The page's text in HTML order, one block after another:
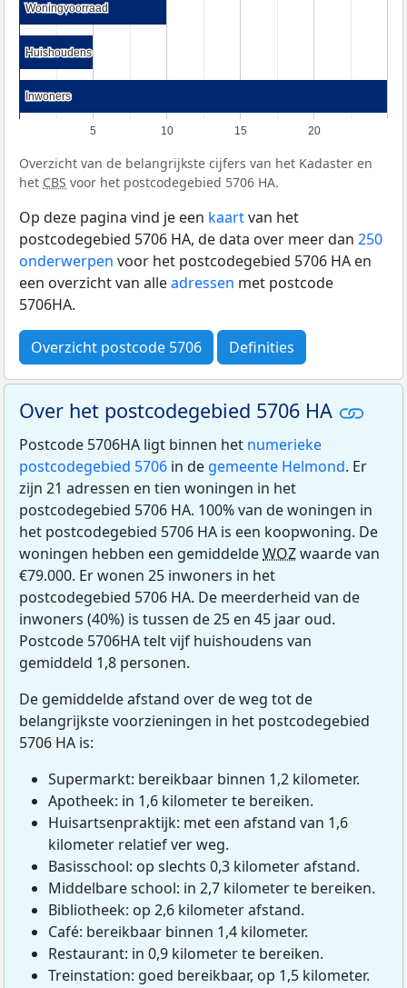
5 10 15 20
Woningvoorraad
Woningvoorraad
Huishoudens
Huishoudens
Inwoners
Inwoners
Overzicht van de belangrijkste cijfers van het Kadaster en
het CBS voor het postcodegebied 5706 HA.
Op deze pagina vind je een kaartvan het
postcodegebied 5706 HA, de data over meer dan 250
onderwerpen voor het postcodegebied 5706 HA en
een overzicht van alleadressen met postcode
5706HA.
Overzicht postcode 5706 Definities
Over het postcodegebied 5706 HA
Postcode 5706HA ligt binnen het numerieke
postcodegebied 5706 in de gemeente Helmond. Er
zijn 21 adressen en tien woningen in het
postcodegebied 5706 HA. 100% van de woningen in
het postcodegebied 5706 HA is een koopwoning. De
woningen hebben een gemiddeldeWOZwaarde van
€79.000. Er wonen 25 inwoners in het
postcodegebied 5706 HA. De meerderheid van de
inwoners (40%) is tussen de 25 en 45 jaar oud.
Postcode 5706HA telt vijf huishoudens van
gemiddeld 1,8 personen.
De gemiddelde afstand over de weg tot de
belangrijkste voorzieningen in het postcodegebied
5706 HA is:
Supermarkt: bereikbaar binnen 1,2 kilometer.
Apotheek: in 1,6 kilometer te bereiken.
Huisartsenpraktijk: met een afstand van 1,6
kilometer relatief ver weg.
Basisschool: op slechts 0,3 kilometer afstand.
Middelbare school: in 2,7 kilometer te bereiken.
Bibliotheek: op 2,6 kilometer afstand.
Café: bereikbaar binnen 1,4 kilometer.
Restaurant: in 0,9 kilometer te bereiken.
Treinstation: goed bereikbaar, op 1,5 kilometer.